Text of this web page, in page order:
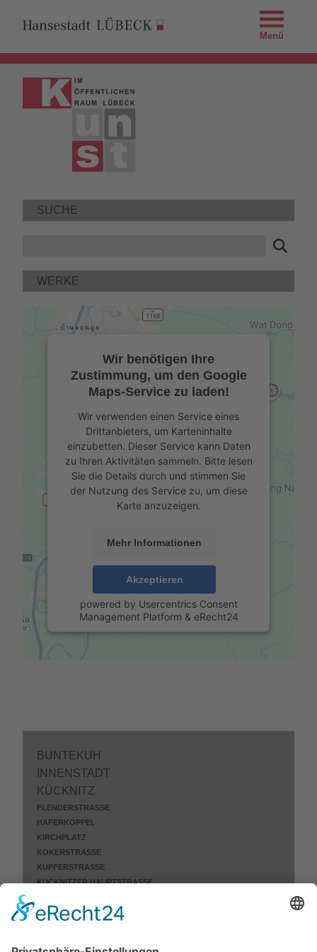
Menü
BUNTEKUH
INNENSTADT
KÜCKNITZ
FLENDERSTRASSE
HAFERKOPPEL
KIRCHPLATZ
KOKERSTRASSE
KUPFERSTRASSE
KÜCKNITZER HAUPTSTRASSE
SCHNEIDEMÜHLSTRASSE
Wir benötigen Ihre
Zustimmung, um den Google
Maps-Service zu laden!
Wir verwenden einen Service eines
Drittanbieters, um Karteninhalte
einzubetten. Dieser Service kann Daten
zu Ihren Aktivitäten sammeln. Bitte lesen
Sie die Details durch und stimmen Sie
der Nutzung des Service zu, um diese
Karte anzuzeigen.
Mehr Informationen
Akzeptieren
powered by Usercentrics Consent
Management Platform & eRecht24
SUCHE
WERKE